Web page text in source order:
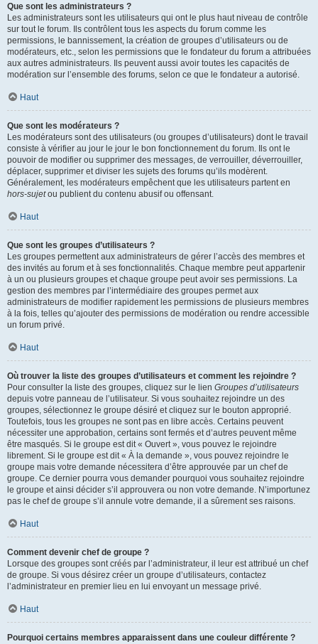
Que sont les administrateurs ?
Les administrateurs sont les utilisateurs qui ont le plus haut niveau de contrôle
sur tout le forum. Ils contrôlent tous les aspects du forum comme les
permissions, le bannissement, la création de groupes d’utilisateurs ou de
modérateurs, etc., selon les permissions que le fondateur du forum a attribuées
aux autres administrateurs. Ils peuvent aussi avoir toutes les capacités de
modération sur l’ensemble des forums, selon ce que le fondateur a autorisé.
Haut
Que sont les modérateurs ?
Les modérateurs sont des utilisateurs (ou groupes d’utilisateurs) dont le travail
consiste à vérifier au jour le jour le bon fonctionnement du forum. Ils ont le
pouvoir de modifier ou supprimer des messages, de verrouiller, déverrouiller,
déplacer, supprimer et diviser les sujets des forums qu’ils modèrent.
Généralement, les modérateurs empêchent que les utilisateurs partent en
hors-sujetou publient du contenu abusif ou offensant.
Haut
Que sont les groupes d’utilisateurs ?
Les groupes permettent aux administrateurs de gérer l’accès des membres et
des invités au forum et à ses fonctionnalités. Chaque membre peut appartenir
à un ou plusieurs groupes et chaque groupe peut avoir ses permissions. La
gestion des membres par l’intermédiaire des groupes permet aux
administrateurs de modifier rapidement les permissions de plusieurs membres
à la fois, telles qu’ajouter des permissions de modération ou rendre accessible
un forum privé.
Haut
Où trouver la liste des groupes d’utilisateurs et comment les rejoindre ?
Pour consulter la liste des groupes, cliquez sur le lien Groupes d’utilisateurs
depuis votre panneau de l’utilisateur. Si vous souhaitez rejoindre un des
groupes, sélectionnez le groupe désiré et cliquez sur le bouton approprié.
Toutefois, tous les groupes ne sont pas en libre accès. Certains peuvent
nécessiter une approbation, certains sont fermés et d’autres peuvent même
être masqués. Si le groupe est dit « Ouvert », vous pouvez le rejoindre
librement. Si le groupe est dit « À la demande », vous pouvez rejoindre le
groupe mais votre demande nécessitera d’être approuvée par un chef de
groupe. Ce dernier pourra vous demander pourquoi vous souhaitez rejoindre
le groupe et ainsi décider s’il approuvera ou non votre demande. N’importunez
pas le chef de groupe s’il annule votre demande, il a sûrement ses raisons.
Haut
Comment devenir chef de groupe ?
Lorsque des groupes sont créés par l’administrateur, il leur est attribué un chef
de groupe. Si vous désirez créer un groupe d’utilisateurs, contactez
l’administrateur en premier lieu en lui envoyant un message privé.
Haut
Pourquoi certains membres apparaissent dans une couleur différente ?